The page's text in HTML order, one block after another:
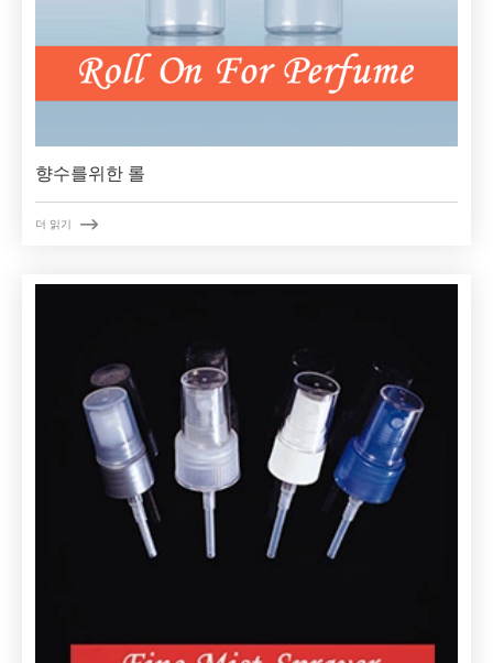
향수를위한 롤
더 읽기 